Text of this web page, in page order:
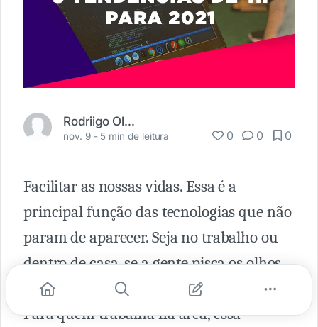
Rodriigo Oliveira
nov. 9 - 5 min de leitura 0 0 0
Facilitar as nossas vidas. Essa é a
principal função das tecnologias que não
param de aparecer. Seja no trabalho ou
dentro de casa, se a gente pisca os olhos,
um aparelho ou software novo aparece.
Para quem trabalha na área, essa